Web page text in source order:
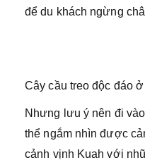
để du khách ngừng
Cây cầu treo độc đáo
Nhưng lưu ý nên đi
thể ngắm nhìn được
cảnh vịnh Kuah với